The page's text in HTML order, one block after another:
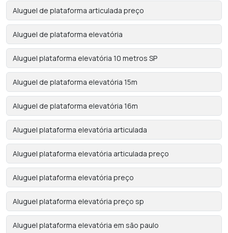
Aluguel de plataforma articulada preço
Aluguel de plataforma elevatória
Aluguel plataforma elevatória 10 metros SP
Aluguel de plataforma elevatória 15m
Aluguel de plataforma elevatória 16m
Aluguel plataforma elevatória articulada
Aluguel plataforma elevatória articulada preço
Aluguel plataforma elevatória preço
Aluguel plataforma elevatória preço sp
Aluguel plataforma elevatória em são paulo